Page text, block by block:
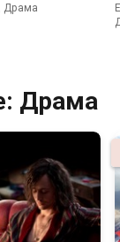
Драма
Драма